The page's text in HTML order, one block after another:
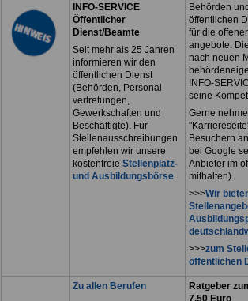
INFO-SERVICE
Öffentlicher
Dienst/Beamte
Seit mehr als 25 Jahren
informieren wir den
öffentlichen Dienst
(Behörden, Personal-
vertretungen,
Gewerkschaften und
Beschäftigte). Für
Stellenausschreibungen
empfehlen wir unsere
kostenfreie Stellenplatz-
und Ausbildungsbörse.
Behörden
öffentlichen
für die
angebote.
nach neuen
INFO-
seine
Gerne
Besuchern
bei Google
Anbieter im
mithalten).
>>>Wir
>>>zum
öffentlichen
Zu allen Berufen
Ratgeber
7,50 Euro